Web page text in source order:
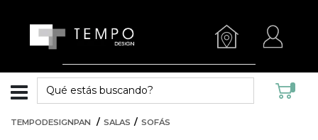
TEMPODESIGNPAN SALAS SOFÁS